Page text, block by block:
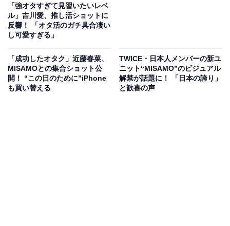
「強オタすぎて見習いたいレベ
ル」吉川愛、推し活ショットに
反響！ 「オタ活のガチ具合凄い
し可愛すぎる」
「成功したオタク」近藤春菜、
MISAMOとの集合ショット公
開！ “この日のために”iPhone
も買い替える
TWICE・日本人メンバーの新ユ
ニット“MISAMO”のビジュアル
解禁が話題に！ 「日本の誇り」
と歓喜の声